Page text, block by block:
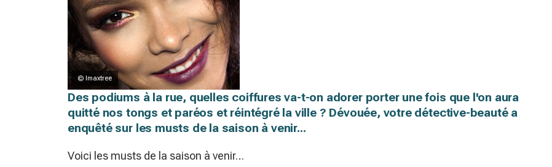
© Imaxtree
Des podiums à la rue, quelles coiffures va-t-on adorer porter une fois que l'on aura
quitté nos tongs et paréos et réintégré la ville ? Dévouée, votre détective-beauté a
enquêté sur les musts de la saison à venir...
Voici les musts de la saison à venir…